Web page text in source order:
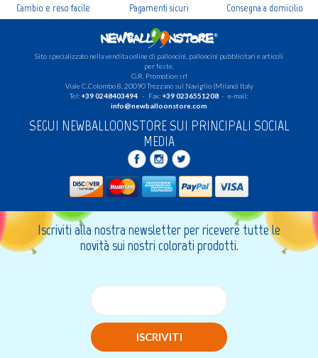
Cambio e reso facile Pagamenti sicuri Consegna a domicilio
Sito specializzato nella vendita online di palloncini, palloncini pubblicitari e articoli
per feste.
G.R. Promotion srl
Viale C.Colombo 8, 20090 Trezzano sul Naviglio (Milano) Italy
Tel:+39 0248403494- Fax:+39 0236551208- e-mail:
info@newballoonstore.com
SEGUI NEWBALLOONSTORE SUI PRINCIPALI SOCIAL
MEDIA
Iscriviti alla nostra newsletter per ricevere tutte le
novità sui nostri colorati prodotti.
ISCRIVITI